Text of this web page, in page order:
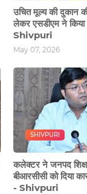
उचित मूल्य की दुकान
लेकर एसडीएम ने किया
Shivpuri
May 07, 2026
SHIVPURI
कलेक्टर ने जनपद
बीआरसीसी को दिया
- Shivpuri